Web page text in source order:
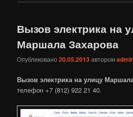
Вызов электрика на
Маршала Захарова
Опубликовано20.05.2013автором
Вызов электрика на улицу
телефон +7 (812) 922 21 40.